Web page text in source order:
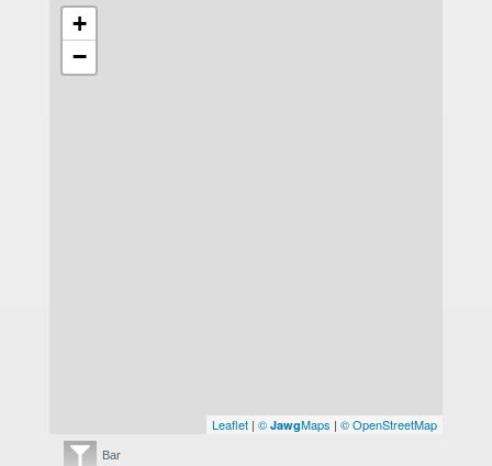
+
−
Leaflet | © JawgMaps | © OpenStreetMap
Bar